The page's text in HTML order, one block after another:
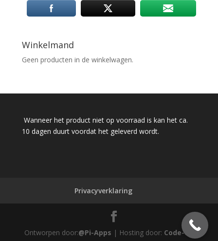
Winkelmand
Geen producten in de winkelwagen.
Wanneer het product niet op voorraad is kan het ca.
10 dagen duurt voordat het geleverd wordt.
Privacyverklaring
Ontworpen door:@Pi-Apps | Hosting door: Code-Up